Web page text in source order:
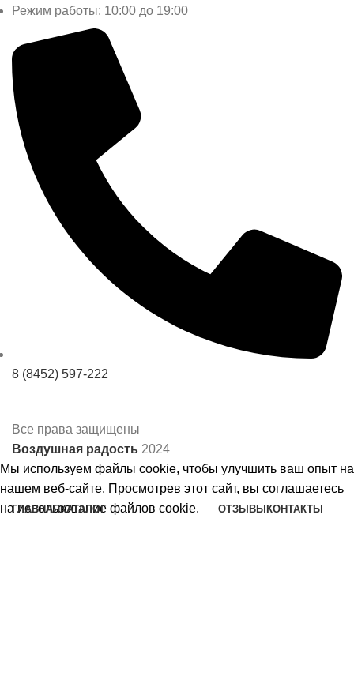
Режим работы: 10:00 до 19:00
8 (8452) 597-222
Все права защищены
Воздушная радость 2024
ГЛАВНАЯКАТАЛОГ ОТЗЫВЫКОНТАКТЫ
Мы используем файлы cookie, чтобы улучшить ваш опыт на
нашем веб-сайте. Просмотрев этот сайт, вы соглашаетесь
на использование файлов cookie.